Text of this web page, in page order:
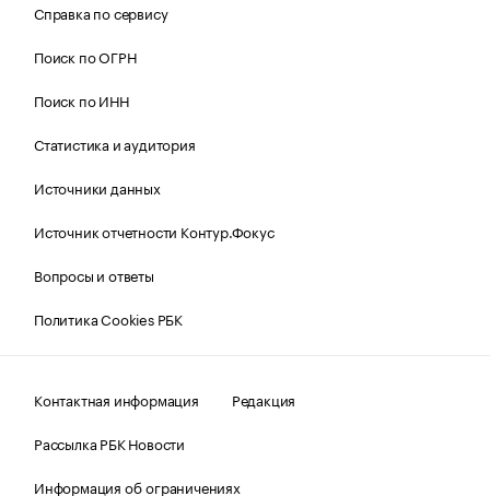
Справка по сервису
Поиск по ОГРН
Поиск по ИНН
Статистика и аудитория
Источники данных
Источник отчетности Контур.Фокус
Вопросы и ответы
Политика Cookies РБК
Контактная информация
Редакция
Рассылка РБК Новости
Информация об ограничениях